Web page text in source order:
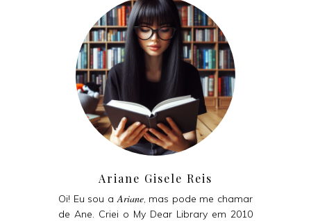
Ariane Gisele Reis
Oi! Eu sou aAriane, mas pode me chamar
de Ane. Criei o My Dear Library em 2010